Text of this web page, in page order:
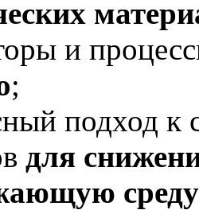
и
;
подход к
для
среду